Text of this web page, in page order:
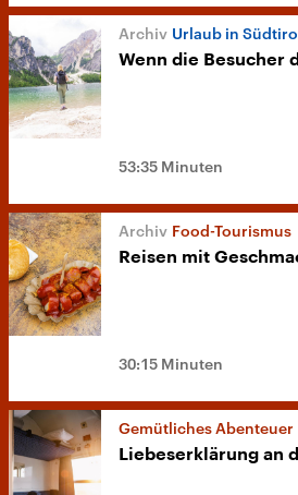
Urlaub in
Wenn die Besucher
53:35 Minuten
Food-Tourismus
Reisen mit
30:15 Minuten
Gemütliches Abenteuer
Liebeserklärung an